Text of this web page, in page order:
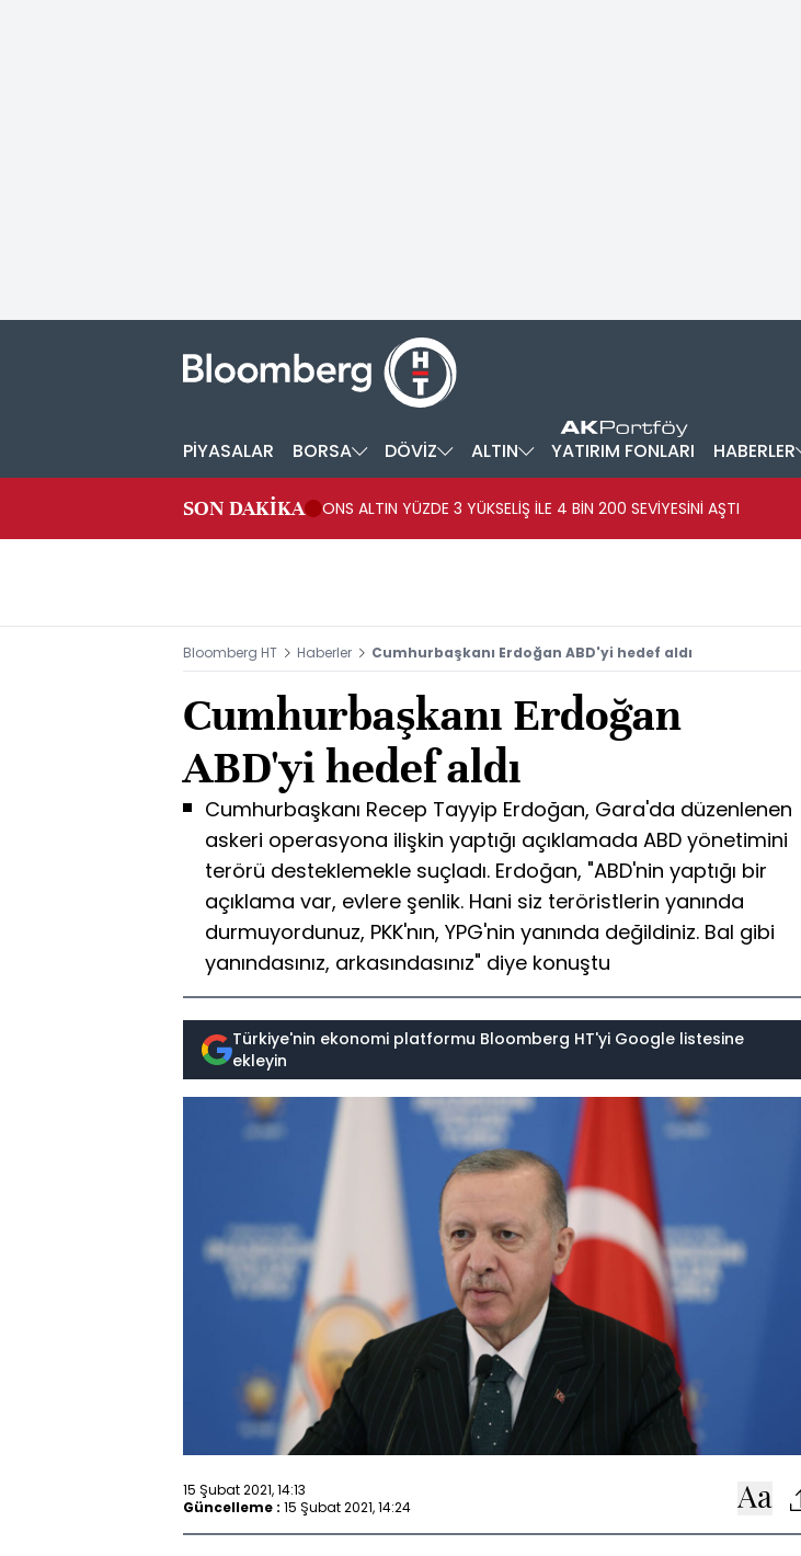
PİYASALAR BORSA DÖVİZ ALTIN YATIRIM FONLARI HABERLER
SON DAKİKA ONS ALTIN YÜZDE 3 YÜKSELİŞ İLE 4 BİN 200 SEVİYESİNİ AŞTI
Bloomberg HT Haberler Cumhurbaşkanı Erdoğan ABD'yi hedef aldı
Cumhurbaşkanı Erdoğan
ABD'yi hedef aldı
Cumhurbaşkanı Recep Tayyip Erdoğan, Gara'da düzenlenen
askeri operasyona ilişkin yaptığı açıklamada ABD yönetimini
terörü desteklemekle suçladı. Erdoğan, "ABD'nin yaptığı bir
açıklama var, evlere şenlik. Hani siz teröristlerin yanında
durmuyordunuz, PKK'nın, YPG'nin yanında değildiniz. Bal gibi
yanındasınız, arkasındasınız" diye konuştu
Türkiye'nin ekonomi platformu Bloomberg HT'yi Google listesine
ekleyin
15 Şubat 2021, 14:13
Güncelleme : 15 Şubat 2021, 14:24